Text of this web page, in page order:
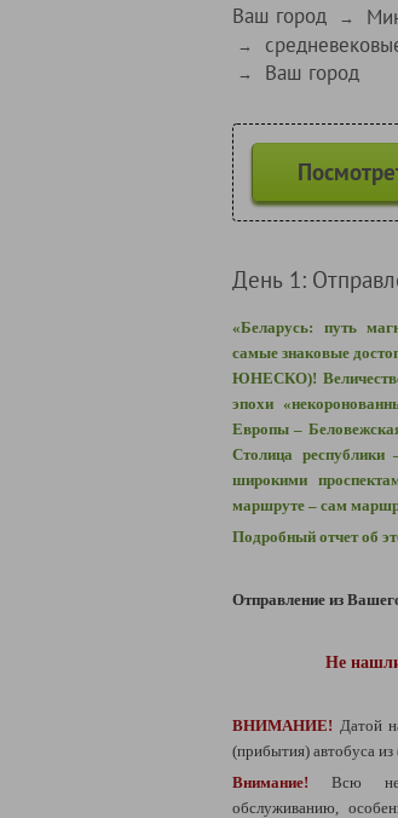
Ваш город →
→
→ Ваш город
День 1:
«Беларусь: путь
самые знаковые
ЮНЕСКО)!
эпохи
Европы –
Столица
широкими
маршруте – сам
Подробный отчет об
Отправление из
Не
ВНИМАНИЕ! Датой
(прибытия) автобуса из
Внимание!
Всю
обслуживанию,